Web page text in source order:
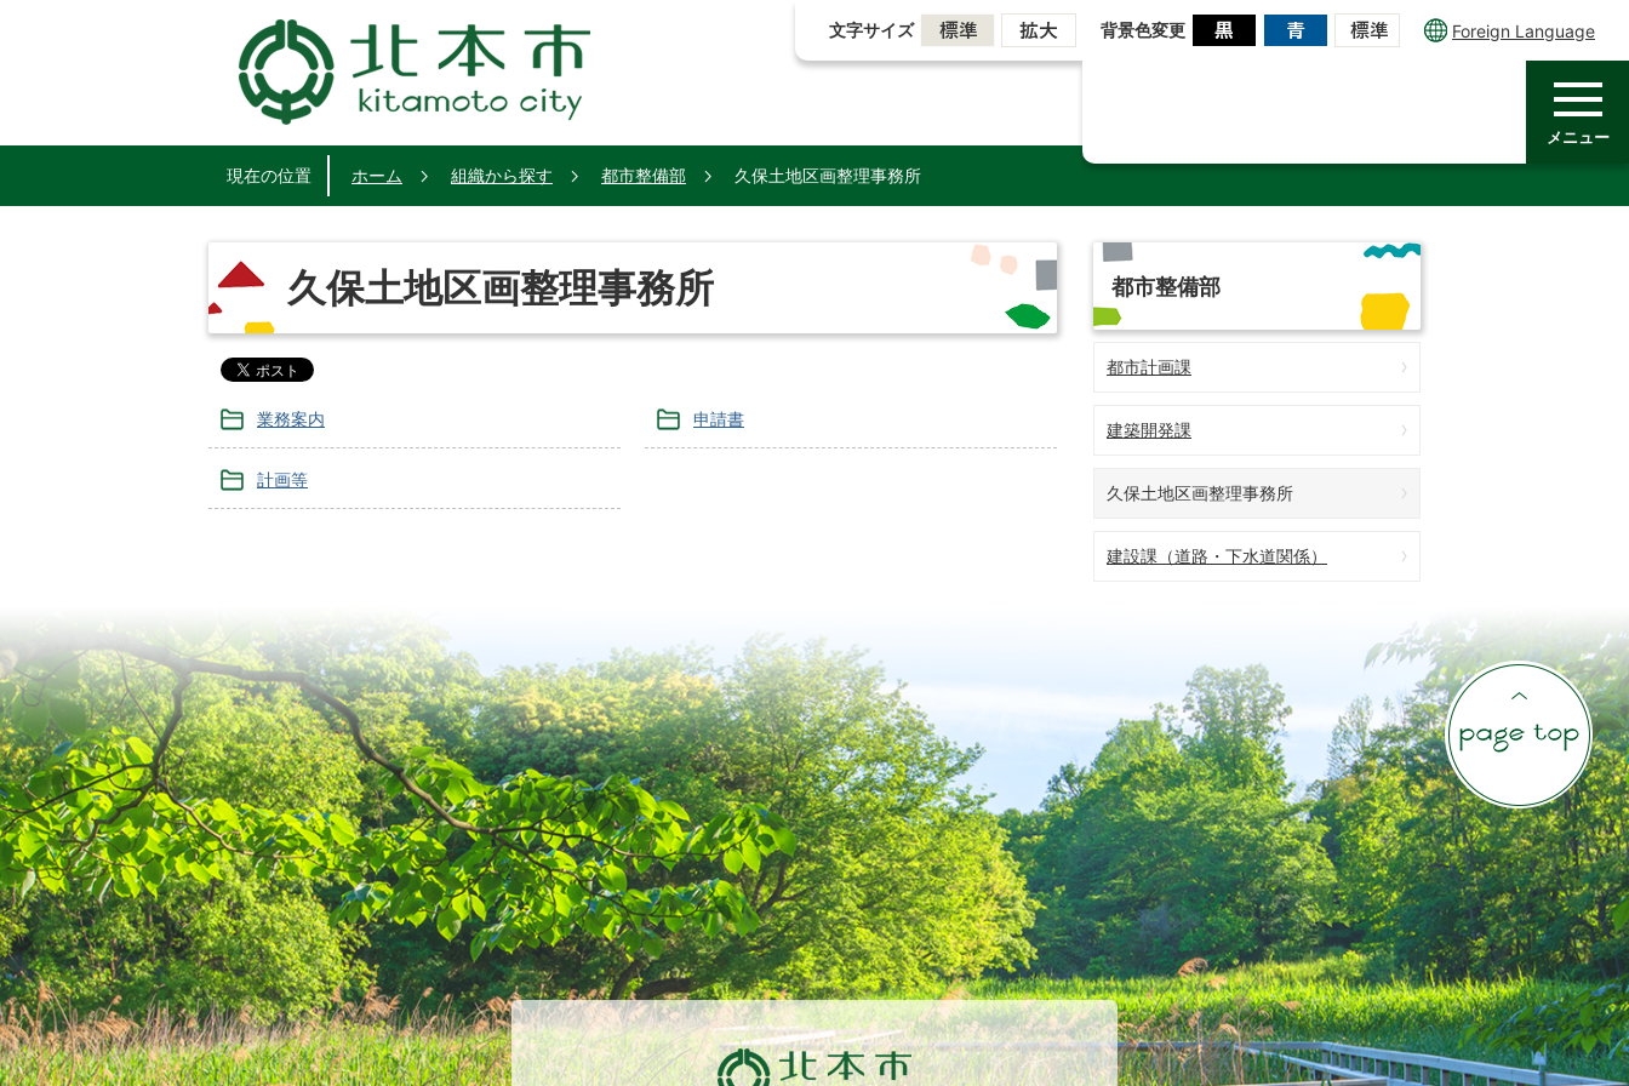
文字サイズ 背景色変更 Foreign Language
メニュー
現在の位置 ホーム 組織から探す 都市整備部 久保土地区画整理事務所
久保土地区画整理事務所
業務案内 申請書
計画等
都市整備部
都市計画課
建築開発課
久保土地区画整理事務所
建設課（道路・下水道関係）